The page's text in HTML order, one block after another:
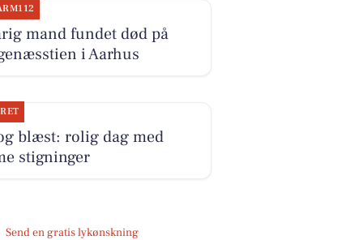
mand fundet død på
i Aarhus
blæst: rolig dag med
stigninger
Send en gratis lykønskning